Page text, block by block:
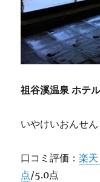
祖谷溪温泉 ホテ
いやけいおんせ
口コミ評価：楽
点/5.0点